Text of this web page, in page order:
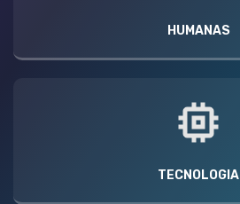
HUMANAS
TECNOLOGIA